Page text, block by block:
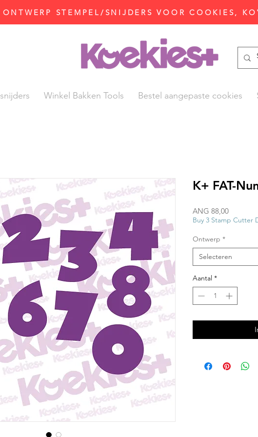
ONTWERP STEMPEL/SNIJDERS VOOR COOKIES,
Winkel Bakken Tools Bestel aangepaste cookies
K+ FAT-
ANG 88,00Prijs
Buy 3 Stamp Cutter
Ontwerp *
Selecteren
Aantal *